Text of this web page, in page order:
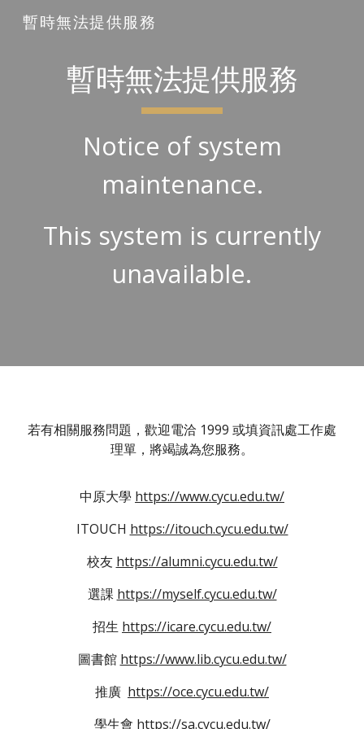
Skip to main content
暫時無法提供服務
暫時無法提供服務
Notice of system
maintenance.
This system is currently
unavailable.
若有相關服務問題，歡迎電洽 1999 或填資訊處工作處
理單，將竭誠為您服務。
中原大學 https://www.cycu.edu.tw/
ITOUCH https://itouch.cycu.edu.tw/
校友 https://alumni.cycu.edu.tw/
選課 https://myself.cycu.edu.tw/
招生 https://icare.cycu.edu.tw/
圖書館 https://www.lib.cycu.edu.tw/
推廣 https://oce.cycu.edu.tw/
學生會 https://sa.cycu.edu.tw/